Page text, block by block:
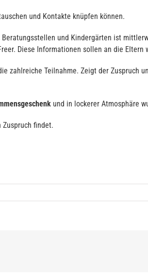
und Kontakte knüpfen können.
und Kindergärten ist
Diese Informationen sollen an die Eltern
zahlreiche Teilnahme. Zeigt der Zuspruch
und in lockerer Atmosphäre
findet.